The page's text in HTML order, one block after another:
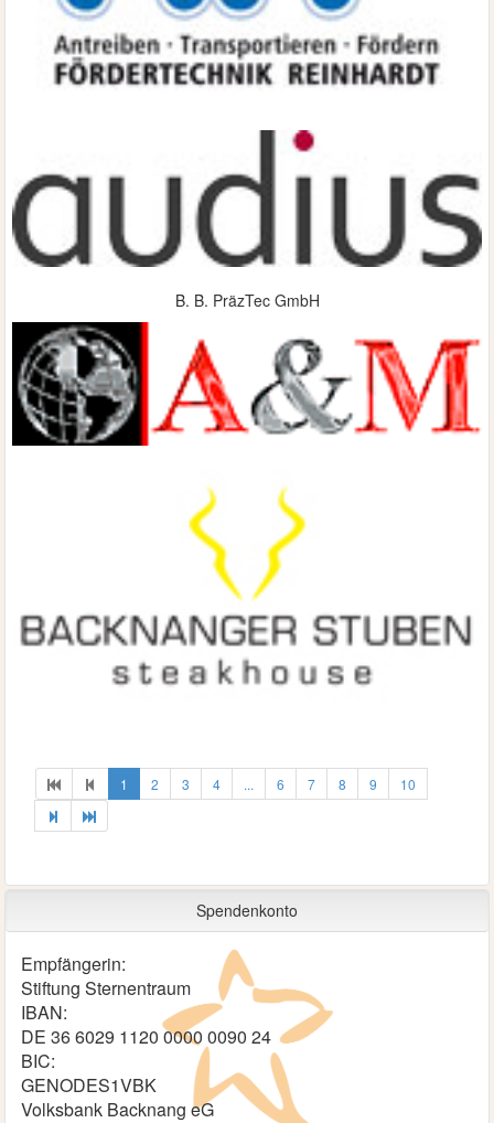
B. B. PräzTec GmbH
1 2 3 4 ... 6 7 8 9 10
Spendenkonto
Empfängerin:
Stiftung Sternentraum
IBAN:
DE 36 6029 1120 0000 0090 24
BIC:
GENODES1VBK
Volksbank Backnang eG